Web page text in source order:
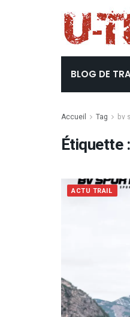
BLOG DE
Accueil Tag bv
Étiquette :
ACTU TRAIL